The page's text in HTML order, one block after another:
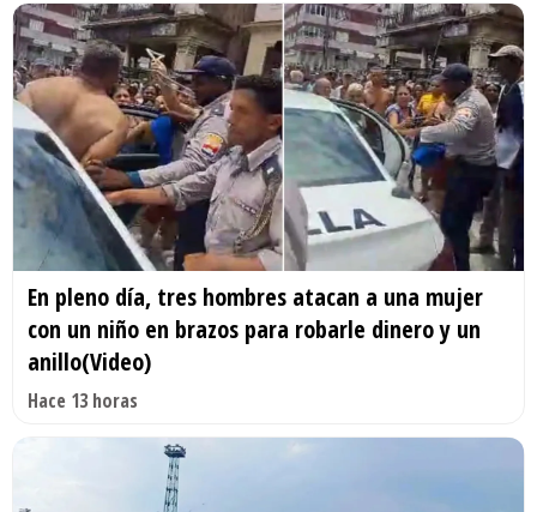
En pleno día, tres hombres atacan a una mujer
con un niño en brazos para robarle dinero y un
anillo(Video)
Hace 13 horas